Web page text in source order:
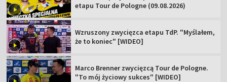
etapu Tour de Pologne (09.08.2026)
Wzruszony zwycięzca etapu TdP. "Myślałem,
że to koniec" [WIDEO]
Marco Brenner zwycięzcą Tour de Pologne.
"To mój życiowy sukces" [WIDEO]